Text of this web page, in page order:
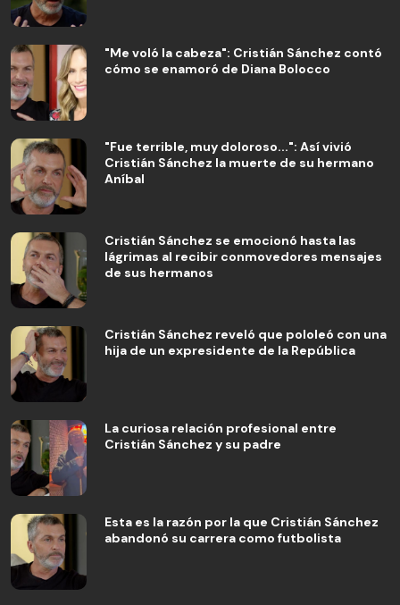
"Me voló la cabeza": Cristián Sánchez contó
cómo se enamoró de Diana Bolocco
"Fue terrible, muy doloroso...": Así vivió
Cristián Sánchez la muerte de su hermano
Aníbal
Cristián Sánchez se emocionó hasta las
lágrimas al recibir conmovedores mensajes
de sus hermanos
Cristián Sánchez reveló que pololeó con una
hija de un expresidente de la República
La curiosa relación profesional entre
Cristián Sánchez y su padre
Esta es la razón por la que Cristián Sánchez
abandonó su carrera como futbolista